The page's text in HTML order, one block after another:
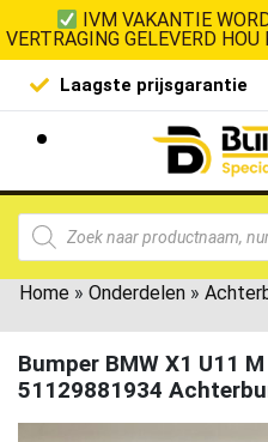
IVM VAKANTIE
VERTRAGING GELEVERD
Laagste prijsgarantie
Home » Onderdelen »
Bumper BMW X1 U11
51129881934